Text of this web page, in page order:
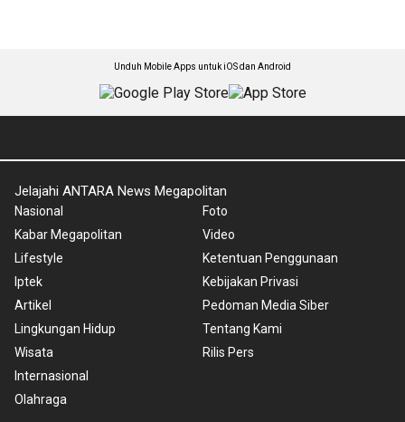
Unduh Mobile Apps untuk iOS dan Android
Jelajahi ANTARA News Megapolitan
Nasional
Kabar Megapolitan
Lifestyle
Iptek
Artikel
Lingkungan Hidup
Wisata
Internasional
Olahraga
Foto
Video
Ketentuan Penggunaan
Kebijakan Privasi
Pedoman Media Siber
Tentang Kami
Rilis Pers